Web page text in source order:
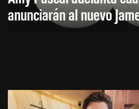
anunciarán al nuevo